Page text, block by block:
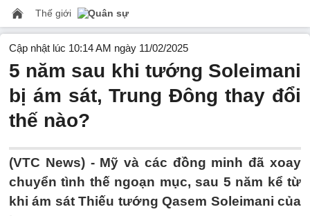
Thế giới Quân sự
Cập nhật lúc 10:14 AM ngày 11/02/2025
5 năm sau khi tướng Soleimani
bị ám sát, Trung Đông thay đổi
thế nào?
(VTC News) - Mỹ và các đồng minh đã xoay
chuyển tình thế ngoạn mục, sau 5 năm kể từ
khi ám sát Thiếu tướng Qasem Soleimani của